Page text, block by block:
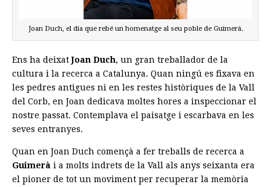
Joan Duch, el dia que rebé un homenatge al seu poble de Guimerà.
Ens ha deixatJoan Duch, un gran treballador de la
cultura i la recerca a Catalunya. Quan ningú es fixava en
les pedres antigues ni en les restes històriques de la Vall
del Corb, en Joan dedicava moltes hores a inspeccionar el
nostre passat. Contemplava el paisatge i escarbava en les
seves entranyes.
Quan en Joan Duch començà a fer treballs de recerca a
Guimerà i a molts indrets de la Vall als anys seixanta era
el pioner de tot un moviment per recuperar la memòria